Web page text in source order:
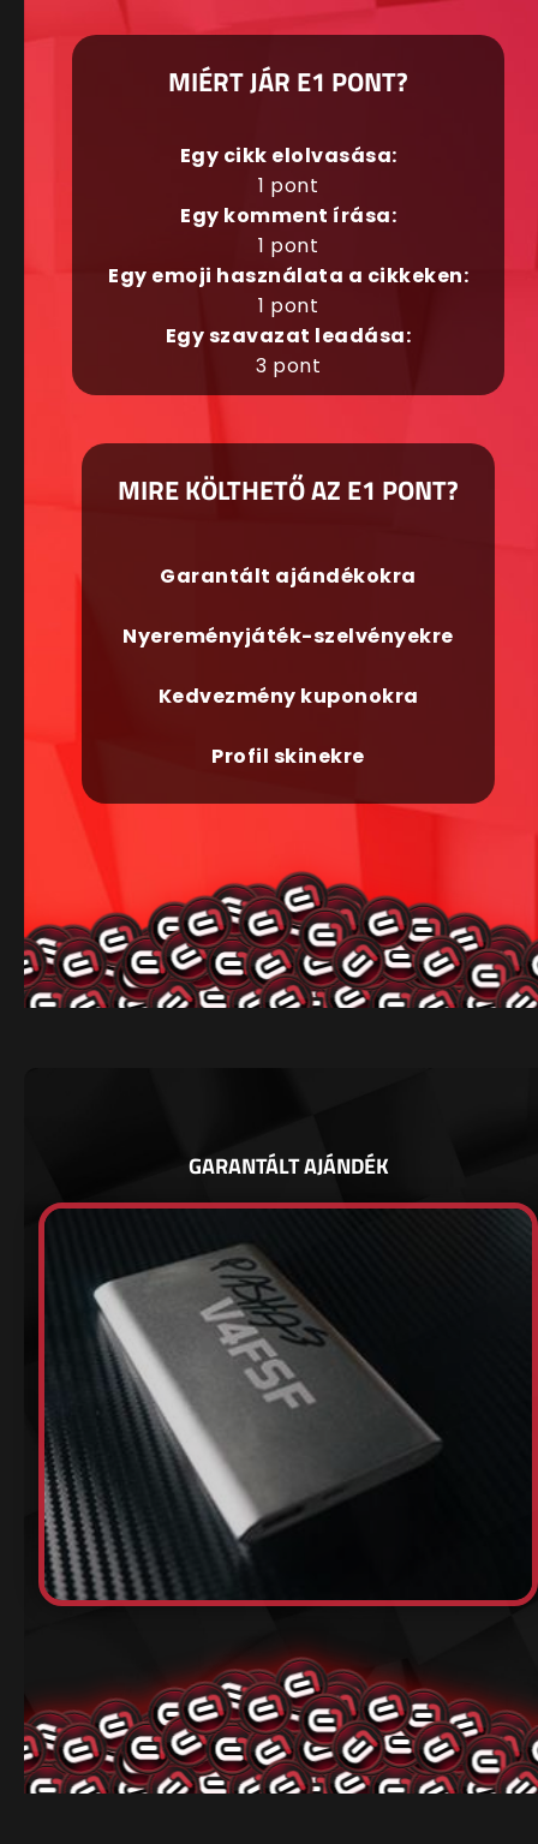
MIÉRT JÁR E1 PONT?
Egy cikk elolvasása:
1 pont
Egy komment írása:
1 pont
Egy emoji használata a cikkeken:
1 pont
Egy szavazat leadása:
3 pont
MIRE KÖLTHETŐ AZ E1 PONT?
Garantált ajándékokra
Nyereményjáték-szelvényekre
Kedvezmény kuponokra
Profil skinekre
GARANTÁLT AJÁNDÉK